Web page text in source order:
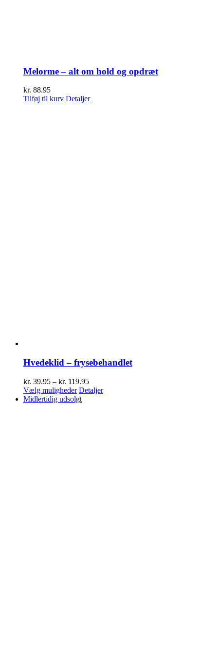
Melorme – alt om hold og opdræt
kr. 88.95
Tilføj til kurv Detaljer
Hvedeklid – frysebehandlet
kr. 39.95 – kr. 119.95Prisinterval:
kr. 39.95
Vælg muligheder Dette
vare
Detaljer
Midlertidig udsolgt